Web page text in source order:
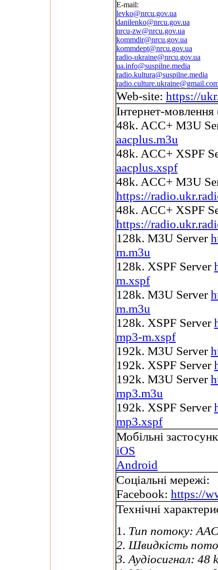
E-mail:
levko@nrcu.gov.ua
danilenko@nrcu.gov.ua
nrcu-zw@nrcu.gov.ua
kommdir@nrcu.gov.ua
kommdept@nrcu.gov.ua
radio-ukraine@nrcu.gov.ua
ua.info@suspilne.media
radio.kultura@suspilne.media
Web-site: https://
Інтернет-
48k. ACC+ M3U
aacplus.m3u
48k. ACC+ XSPF
aacplus.xspf
48k. ACC+ M3U
https://
48k. ACC+ XSPF
https://
128k. M3U Server
m.m3u
128k. XSPF Server
m.xspf
128k. M3U Server
m.m3u
128k. XSPF Server
mp3-m.xspf
192k. M3U Server
192k. XSPF Server
192k. M3U Server
mp3.m3u
192k. XSPF Server
mp3.xspf
Мобільні
iOS
Android
Соціальні мережі:
Facebook: https://
Технічні
1. Тип потоку:
2. Швидкість
3. Аудіосигнал: 48